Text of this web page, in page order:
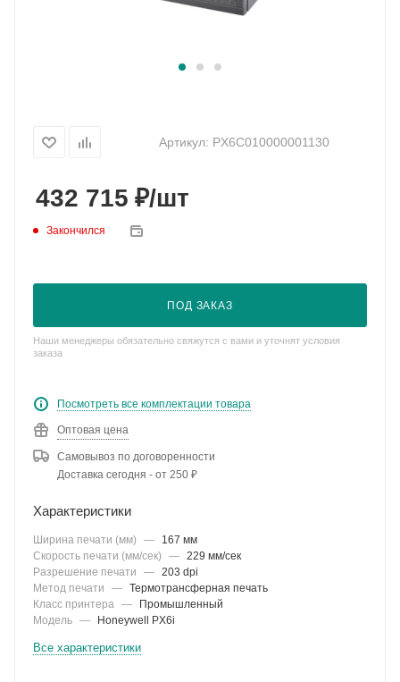
Артикул: PX6C010000001130
432 715 ₽/шт
Закончился
ПОД ЗАКАЗ
Наши менеджеры обязательно свяжутся с вами и уточнят условия
заказа
Посмотреть все комплектации товара
Оптовая цена
Самовывоз по договоренности
Доставка сегодня - от 250 ₽
Характеристики
Ширина печати (мм) —
167 мм
Скорость печати (мм/сек)
— 229 мм/сек
Разрешение печати
— 203 dpi
Метод печати
— Термотрансферная печать
Класс принтера —
Промышленный
Модель — Honeywell PX6i
Все характеристики